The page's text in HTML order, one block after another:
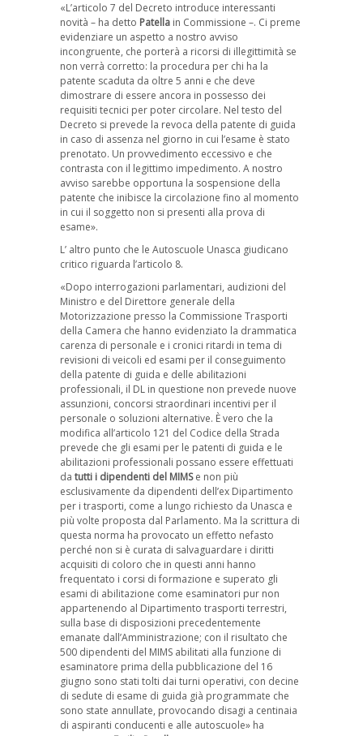
«L’articolo 7 del Decreto introduce interessanti
novità – ha detto Patella in Commissione –. Ci preme
evidenziare un aspetto a nostro avviso
incongruente, che porterà a ricorsi di illegittimità se
non verrà corretto: la procedura per chi ha la
patente scaduta da oltre 5 anni e che deve
dimostrare di essere ancora in possesso dei
requisiti tecnici per poter circolare. Nel testo del
Decreto si prevede la revoca della patente di guida
in caso di assenza nel giorno in cui l’esame è stato
prenotato. Un provvedimento eccessivo e che
contrasta con il legittimo impedimento. A nostro
avviso sarebbe opportuna la sospensione della
patente che inibisce la circolazione fino al momento
in cui il soggetto non si presenti alla prova di
esame».
L’ altro punto che le Autoscuole Unasca giudicano
critico riguarda l’articolo 8.
«Dopo interrogazioni parlamentari, audizioni del
Ministro e del Direttore generale della
Motorizzazione presso la Commissione Trasporti
della Camera che hanno evidenziato la drammatica
carenza di personale e i cronici ritardi in tema di
revisioni di veicoli ed esami per il conseguimento
della patente di guida e delle abilitazioni
professionali, il DL in questione non prevede nuove
assunzioni, concorsi straordinari incentivi per il
personale o soluzioni alternative. È vero che la
modifica all’articolo 121 del Codice della Strada
prevede che gli esami per le patenti di guida e le
abilitazioni professionali possano essere effettuati
da tutti i dipendenti del MIMSe non più
esclusivamente da dipendenti dell’ex Dipartimento
per i trasporti, come a lungo richiesto da Unasca e
più volte proposta dal Parlamento. Ma la scrittura di
questa norma ha provocato un effetto nefasto
perché non si è curata di salvaguardare i diritti
acquisiti di coloro che in questi anni hanno
frequentato i corsi di formazione e superato gli
esami di abilitazione come esaminatori pur non
appartenendo al Dipartimento trasporti terrestri,
sulla base di disposizioni precedentemente
emanate dall’Amministrazione; con il risultato che
500 dipendenti del MIMS abilitati alla funzione di
esaminatore prima della pubblicazione del 16
giugno sono stati tolti dai turni operativi, con decine
di sedute di esame di guida già programmate che
sono state annullate, provocando disagi a centinaia
di aspiranti conducenti e alle autoscuole» ha